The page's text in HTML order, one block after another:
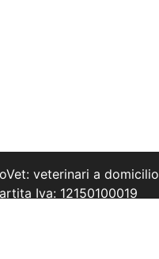
veterinari a domicilio
Iva: 12150100019